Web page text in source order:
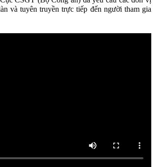
và tuyên truyền trực tiếp đến người tham gia